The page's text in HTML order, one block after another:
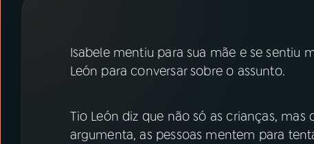
PRÊMIO RÁDIO MEC
YouTube Facebook
Isabele mentiu para sua mãe e se sentiu
León para conversar sobre o assunto.
Tio León diz que não só as crianças,
argumenta, as pessoas mentem para